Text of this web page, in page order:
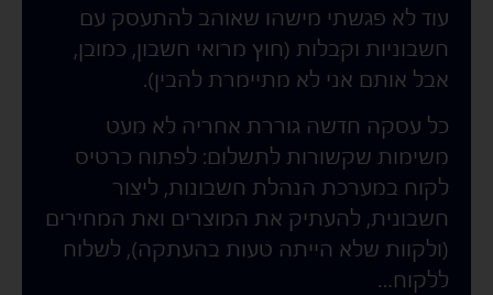
עוד לא פגשתי מישהו שאוהב להתעסק עם
חשבוניות וקבלות (חוץ מרואי חשבון, כמובן,
אבל אותם אני לא מתיימרת להבין).
כל עסקה חדשה גוררת אחריה לא מעט
משימות שקשורות לתשלום: לפתוח כרטיס
לקוח במערכת הנהלת חשבונות, ליצור
חשבונית, להעתיק את המוצרים ואת המחירים
(ולקוות שלא הייתה טעות בהעתקה), לשלוח
ללקוח…